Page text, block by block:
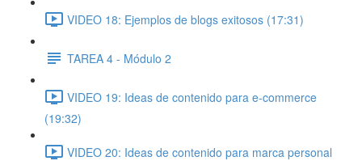
VIDEO 18: Ejemplos de blogs exitosos (17:31)
TAREA 4 - Módulo 2
VIDEO 19: Ideas de contenido para e-commerce
(19:32)
VIDEO 20: Ideas de contenido para marca personal